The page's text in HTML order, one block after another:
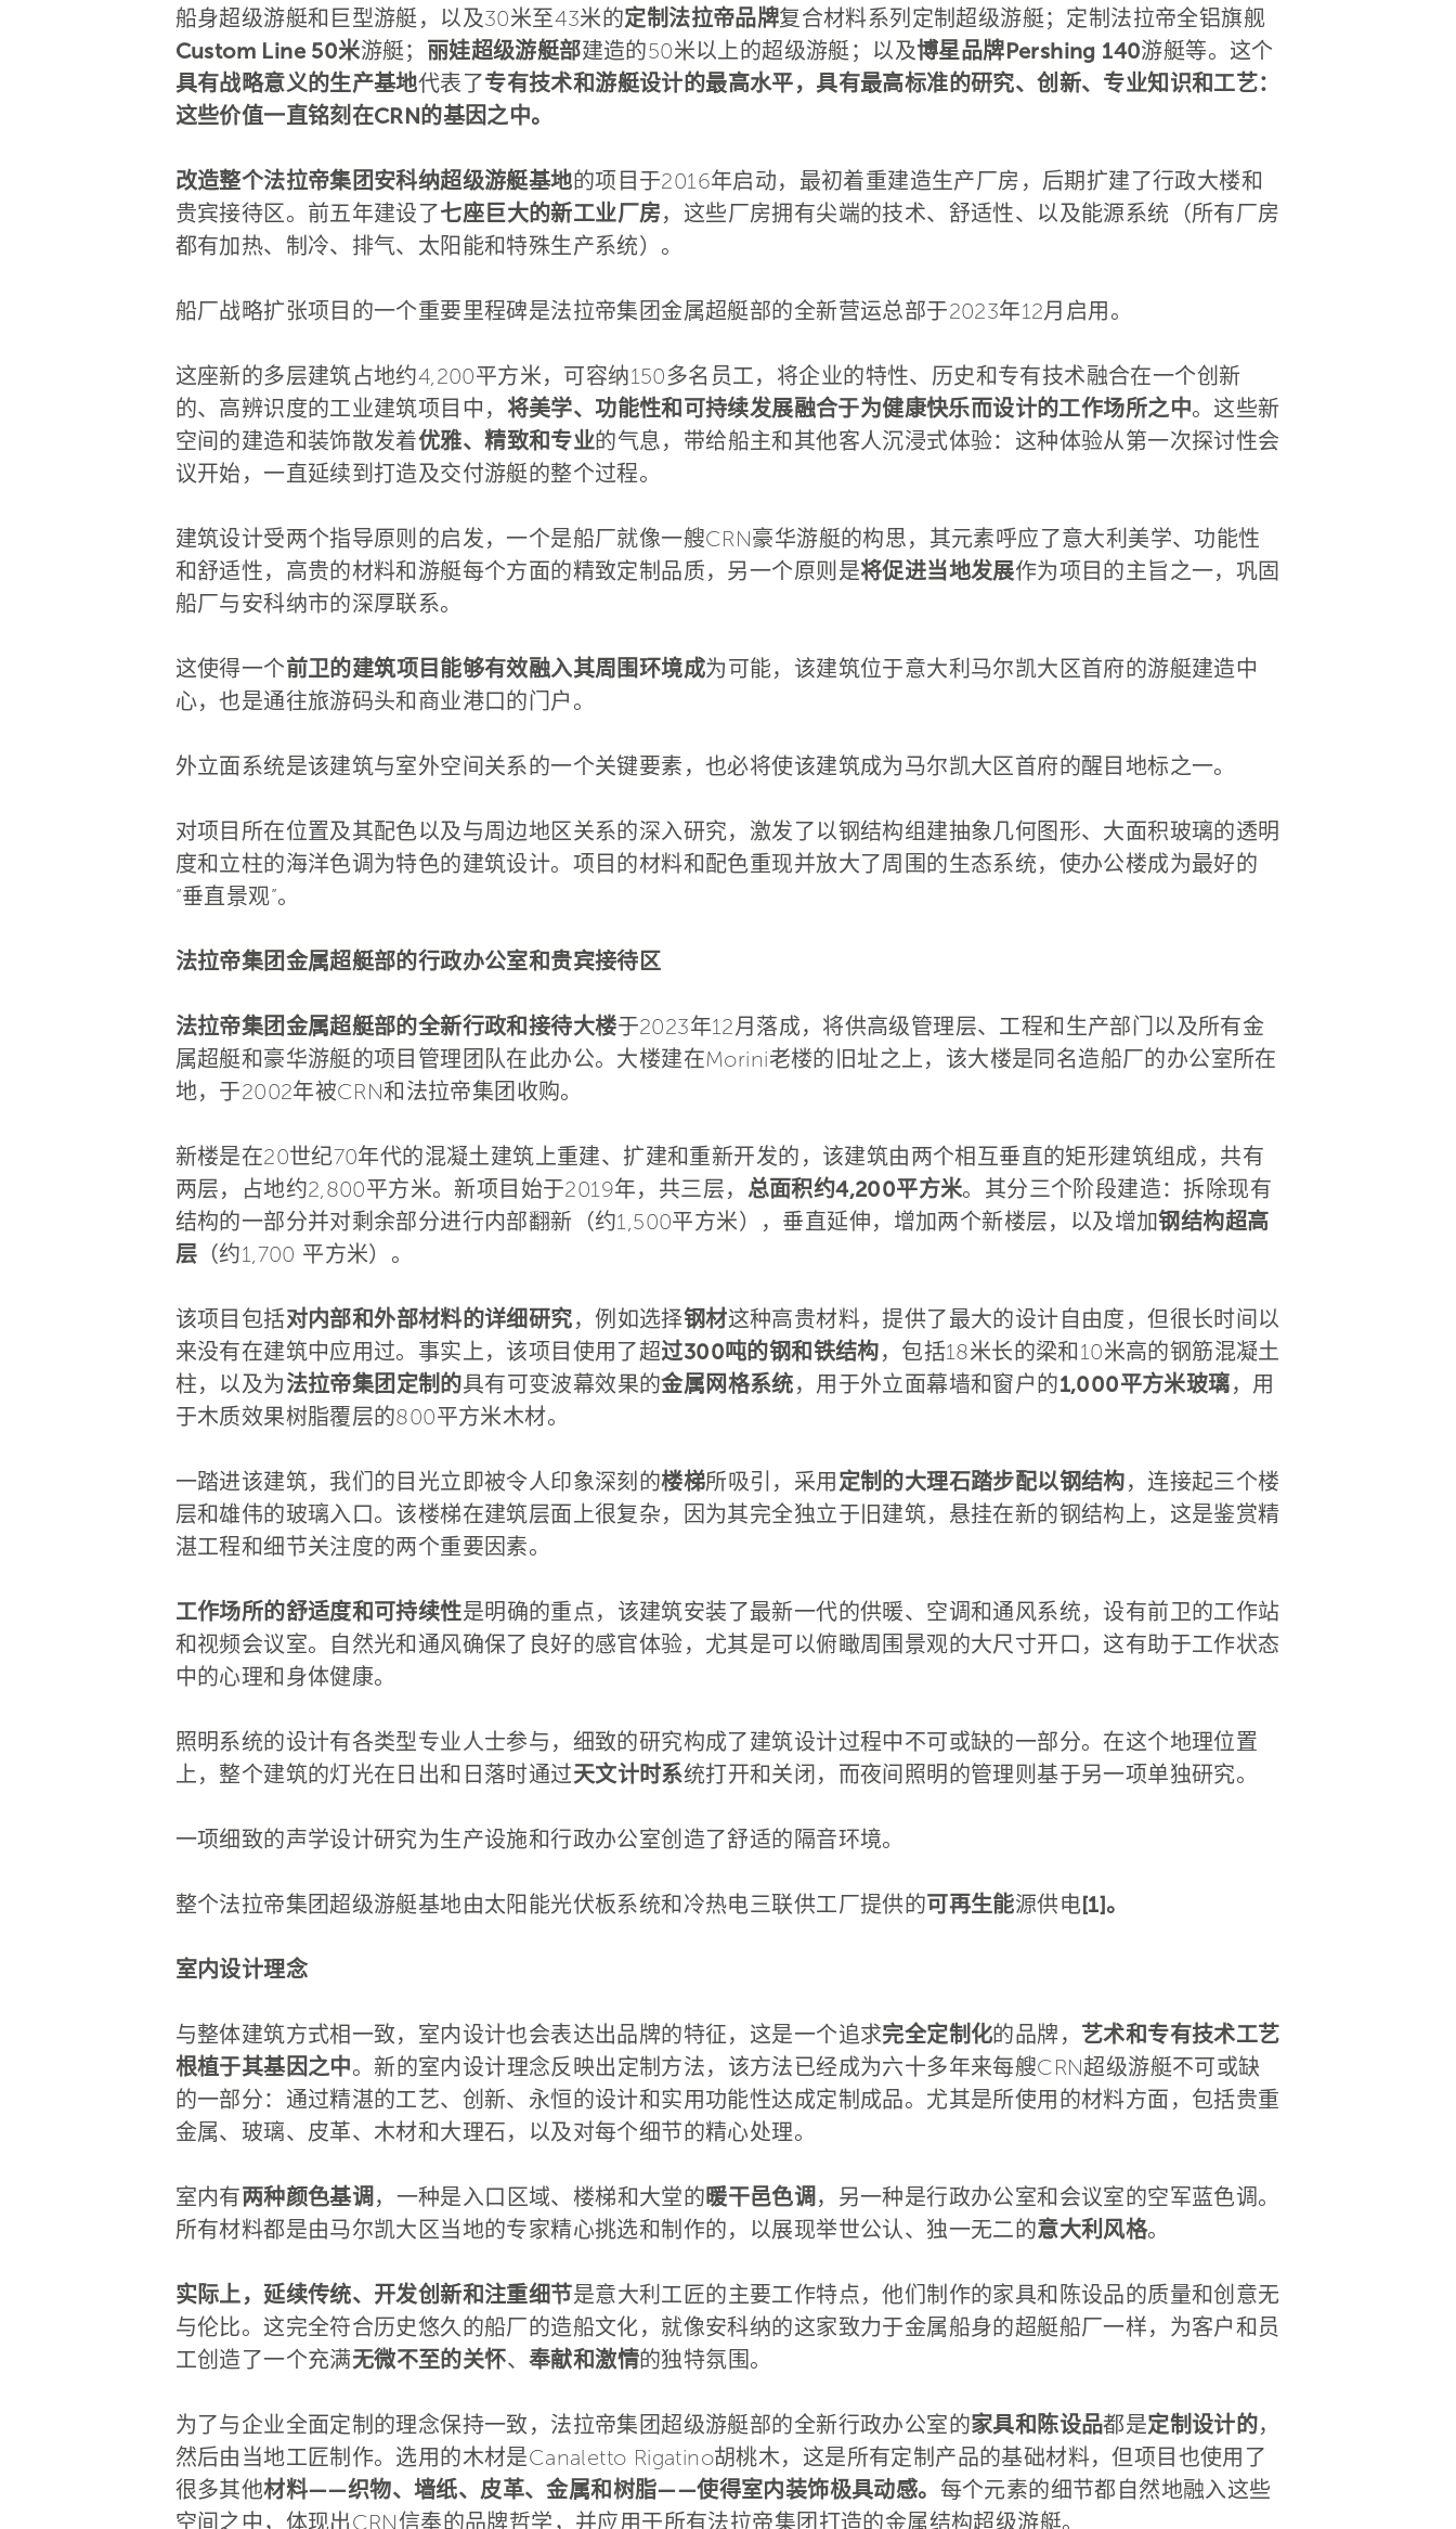
船身超级游艇和巨型游艇，以及30米至43米的定制法拉帝品牌复合材料系列定制超级游艇；定制法拉帝全铝旗舰
Custom Line 50米游艇； 丽娃超级游艇部建造的50米以上的超级游艇；以及博星品牌Pershing 140游艇等。这个
具有战略意义的生产基地代表了专有技术和游艇设计的最高水平，具有最高标准的研究、创新、专业知识和工艺：
这些价值一直铭刻在CRN的基因之中。
改造整个法拉帝集团安科纳超级游艇基地的项目于2016年启动，最初着重建造生产厂房，后期扩建了行政大楼和
贵宾接待区。前五年建设了七座巨大的新工业厂房，这些厂房拥有尖端的技术、舒适性、以及能源系统（所有厂房
都有加热、制冷、排气、太阳能和特殊生产系统）。
船厂战略扩张项目的一个重要里程碑是法拉帝集团金属超艇部的全新营运总部于2023年12月启用。
这座新的多层建筑占地约4,200平方米，可容纳150多名员工，将企业的特性、历史和专有技术融合在一个创新
的、高辨识度的工业建筑项目中， 将美学、功能性和可持续发展融合于为健康快乐而设计的工作场所之中。这些新
空间的建造和装饰散发着优雅、精致和专业的气息，带给船主和其他客人沉浸式体验：这种体验从第一次探讨性会
议开始，一直延续到打造及交付游艇的整个过程。
建筑设计受两个指导原则的启发，一个是船厂就像一艘CRN豪华游艇的构思，其元素呼应了意大利美学、功能性
和舒适性，高贵的材料和游艇每个方面的精致定制品质，另一个原则是将促进当地发展作为项目的主旨之一，巩固
船厂与安科纳市的深厚联系。
这使得一个前卫的建筑项目能够有效融入其周围环境成为可能，该建筑位于意大利马尔凯大区首府的游艇建造中
心，也是通往旅游码头和商业港口的门户。
外立面系统是该建筑与室外空间关系的一个关键要素，也必将使该建筑成为马尔凯大区首府的醒目地标之一。
对项目所在位置及其配色以及与周边地区关系的深入研究，激发了以钢结构组建抽象几何图形、大面积玻璃的透明
度和立柱的海洋色调为特色的建筑设计。项目的材料和配色重现并放大了周围的生态系统，使办公楼成为最好的
“垂直景观”。
法拉帝集团金属超艇部的行政办公室和贵宾接待区
法拉帝集团金属超艇部的全新行政和接待大楼于2023年12月落成，将供高级管理层、工程和生产部门以及所有金
属超艇和豪华游艇的项目管理团队在此办公。大楼建在Morini老楼的旧址之上，该大楼是同名造船厂的办公室所在
地，于2002年被CRN和法拉帝集团收购。
新楼是在20世纪70年代的混凝土建筑上重建、扩建和重新开发的，该建筑由两个相互垂直的矩形建筑组成，共有
两层，占地约2,800平方米。新项目始于2019年，共三层， 总面积约4,200平方米。其分三个阶段建造：拆除现有
结构的一部分并对剩余部分进行内部翻新（约1,500平方米），垂直延伸，增加两个新楼层，以及增加钢结构超高
层（约1,700 平方米）。
该项目包括对内部和外部材料的详细研究，例如选择钢材这种高贵材料，提供了最大的设计自由度，但很长时间以
来没有在建筑中应用过。事实上，该项目使用了超过300吨的钢和铁结构，包括18米长的梁和10米高的钢筋混凝土
柱，以及为法拉帝集团定制的具有可变波幕效果的金属网格系统，用于外立面幕墙和窗户的1,000平方米玻璃，用
于木质效果树脂覆层的800平方米木材。
一踏进该建筑，我们的目光立即被令人印象深刻的楼梯所吸引，采用 定制的大理石踏步配以钢结构，连接起三个楼
层和雄伟的玻璃入口。该楼梯在建筑层面上很复杂，因为其完全独立于旧建筑，悬挂在新的钢结构上，这是鉴赏精
湛工程和细节关注度的两个重要因素。
工作场所的舒适度和可持续性是明确的重点，该建筑安装了最新一代的供暖、空调和通风系统，设有前卫的工作站
和视频会议室。自然光和通风确保了良好的感官体验，尤其是可以俯瞰周围景观的大尺寸开口，这有助于工作状态
中的心理和身体健康。
照明系统的设计有各类型专业人士参与，细致的研究构成了建筑设计过程中不可或缺的一部分。在这个地理位置
上，整个建筑的灯光在日出和日落时通过天文计时系统打开和关闭，而夜间照明的管理则基于另一项单独研究。
一项细致的声学设计研究为生产设施和行政办公室创造了舒适的隔音环境。
整个法拉帝集团超级游艇基地由太阳能光伏板系统和冷热电三联供工厂提供的可再生能源供电[1]。
室内设计理念
与整体建筑方式相一致，室内设计也会表达出品牌的特征，这是一个追求完全定制化的品牌， 艺术和专有技术工艺
根植于其基因之中。新的室内设计理念反映出定制方法，该方法已经成为六十多年来每艘CRN超级游艇不可或缺
的一部分：通过精湛的工艺、创新、永恒的设计和实用功能性达成定制成品。尤其是所使用的材料方面，包括贵重
金属、玻璃、皮革、木材和大理石，以及对每个细节的精心处理。
室内有两种颜色基调 ，一种是入口区域、楼梯和大堂的暖干邑色调 ，另一种是行政办公室和会议室的空军蓝色调。
所有材料都是由马尔凯大区当地的专家精心挑选和制作的，以展现举世公认、独一无二的意大利风格。
实际上，延续传统、开发创新和注重细节是意大利工匠的主要工作特点，他们制作的家具和陈设品的质量和创意无
与伦比。这完全符合历史悠久的船厂的造船文化，就像安科纳的这家致力于金属船身的超艇船厂一样，为客户和员
工创造了一个充满无微不至的关怀、 奉献和激情的独特氛围。
为了与企业全面定制的理念保持一致，法拉帝集团超级游艇部的全新行政办公室的家具和陈设品都是定制设计的，
然后由当地工匠制作。选用的木材是Canaletto Rigatino胡桃木，这是所有定制产品的基础材料，但项目也使用了
很多其他材料——织物、墙纸、皮革、金属和树脂——使得室内装饰极具动感。 每个元素的细节都自然地融入这些
空间之中，体现出CRN信奉的品牌哲学，并应用于所有法拉帝集团打造的金属结构超级游艇。